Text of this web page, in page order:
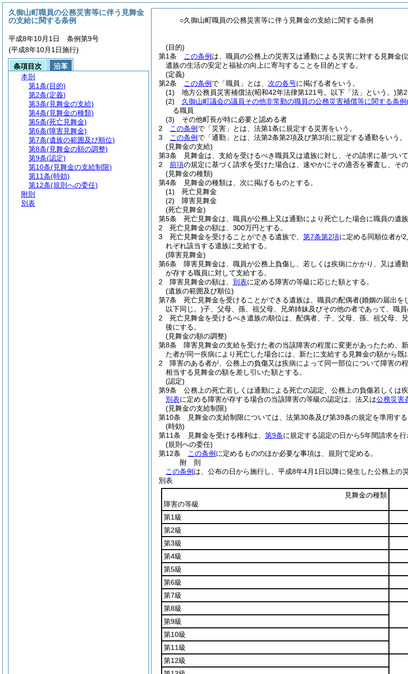
○久御山町職員の公務災害等に伴う見舞金の支給に関する条例
(目的)
第1条
この条例 は、職員の公務上の災害又は通勤による災害に対する見舞金(
遺族の生活の安定と福祉の向上に寄与することを目的とする。
(定義)
第2条
この条例 で「職員」とは、 次の各号に掲げる者をいう。
(1)
地方公務員災害補償法(昭和42年法律第121号。以下「法」という。)第
(2)
久御山町議会の議員その他非常勤の職員の公務災害補償等に関する条例
る職員
(3)
その他町長が特に必要と認める者
2
この条例 で「災害」とは、法第1条に規定する災害をいう。
3
この条例 で「通勤」とは、法第2条第2項及び第3項に規定する通勤をいう。
(見舞金の支給)
第3条
見舞金は、支給を受けるべき職員又は遺族に対し、その請求に基づいて
2
前項の規定に基づく請求を受けた場合は、速やかにその適否を審査し、そ
(見舞金の種類)
第4条
見舞金の種類は、次に掲げるものとする。
(1)
死亡見舞金
(2)
障害見舞金
(死亡見舞金)
第5条
死亡見舞金は、職員が公務上又は通勤により死亡した場合に職員の遺
2
死亡見舞金の額は、300万円とする。
3
死亡見舞金を受けることができる遺族で、 第7条第2項に定める同順位者が2
れぞれ該当する遺族に支給する。
(障害見舞金)
第6条
障害見舞金は、職員が公務上負傷し、若しくは疾病にかかり、又は
が存する職員に対して支給する。
2
障害見舞金の額は、 別表に定める障害の等級に応じた額とする。
(遺族の範囲及び順位)
第7条
死亡見舞金を受けることができる遺族は、職員の配偶者(婚姻の届出を
以下同じ。)子、父母、孫、祖父母、兄弟姉妹及びその他の者であって、職
2
死亡見舞金を受けるべき遺族の順位は、配偶者、子、父母、孫、祖父母
後にする。
(見舞金の額の調整)
第8条
障害見舞金の支給を受けた者の当該障害の程度に変更があったため、
た者が同一疾病により死亡した場合には、新たに支給する見舞金の額から既
2
障害のある者が、公務上の負傷又は疾病によって同一部位について障害
相当する見舞金の額を差し引いた額とする。
(認定)
第9条
公務上の死亡若しくは通勤による死亡の認定、公務上の負傷若しくは
別表に定める障害が存する場合の当該障害の等級の認定は、法又は公務災害
(見舞金の支給制限)
第10条
見舞金の支給制限については、法第30条及び第39条の規定を準用する
(時効)
第11条
見舞金を受ける権利は、 第9条に規定する認定の日から5年間請求を
(規則への委任)
第12条
この条例 に定めるもののほか必要な事項は、規則で定める。
附 則
この条例 は、公布の日から施行し、平成8年4月1日以降に発生した公務上の
別表
見舞金の種類
障害の等級
第1級
第2級
第3級
第4級
第5級
第6級
第7級
第8級
第9級
第10級
第11級
第12級
久御山町職員の公務災害等に伴う見舞金
の支給に関する条例
平成8年10月1日 条例第9号
(平成8年10月1日施行)
条項目次
沿革
本則
第1条(目的)
第2条(定義)
第3条(見舞金の支給)
第4条(見舞金の種類)
第5条(死亡見舞金)
第6条(障害見舞金)
第7条(遺族の範囲及び順位)
第8条(見舞金の額の調整)
第9条(認定)
第10条(見舞金の支給制限)
第11条(時効)
第12条(規則への委任)
附則
別表